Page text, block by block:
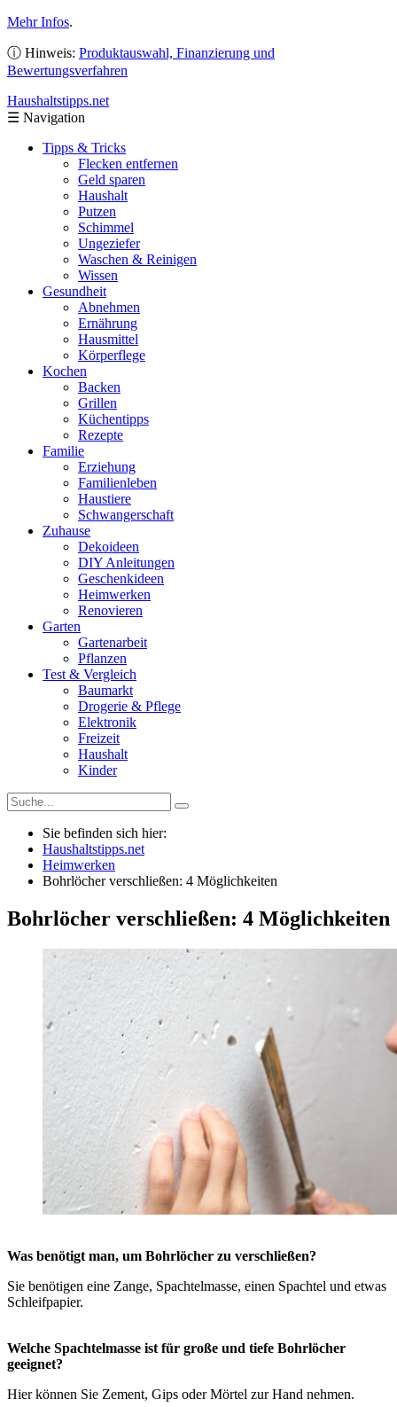
Mehr Infos.
ⓘ Hinweis: Produktauswahl, Finanzierung und
Bewertungsverfahren
Haushaltstipps.net
☰ Navigation
Tipps & Tricks
Flecken entfernen
Geld sparen
Haushalt
Putzen
Schimmel
Ungeziefer
Waschen & Reinigen
Wissen
Gesundheit
Abnehmen
Ernährung
Hausmittel
Körperflege
Kochen
Backen
Grillen
Küchentipps
Rezepte
Familie
Erziehung
Familienleben
Haustiere
Schwangerschaft
Zuhause
Dekoideen
DIY Anleitungen
Geschenkideen
Heimwerken
Renovieren
Garten
Gartenarbeit
Pflanzen
Test & Vergleich
Baumarkt
Drogerie & Pflege
Elektronik
Freizeit
Haushalt
Kinder
Sie befinden sich hier:
Haushaltstipps.net
Heimwerken
Bohrlöcher verschließen: 4 Möglichkeiten
Bohrlöcher verschließen: 4 Möglichkeiten
Was benötigt man, um Bohrlöcher zu verschließen?
Sie benötigen eine Zange, Spachtelmasse, einen Spachtel und etwas
Schleifpapier.
Welche Spachtelmasse ist für große und tiefe Bohrlöcher
geeignet?
Hier können Sie Zement, Gips oder Mörtel zur Hand nehmen.